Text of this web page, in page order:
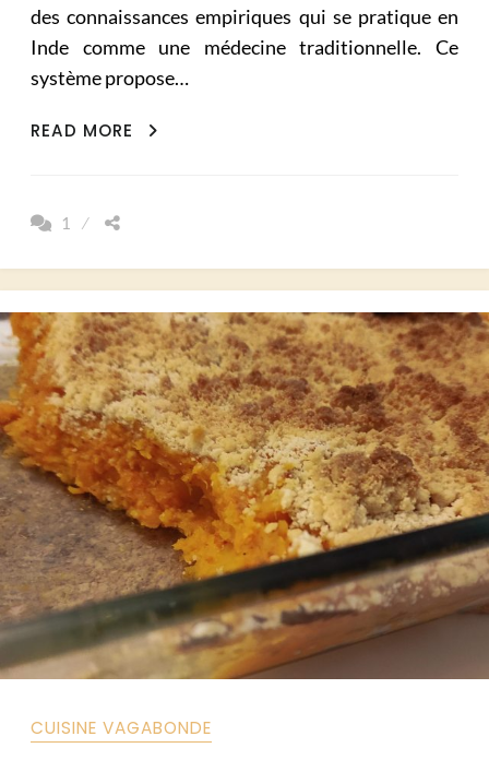
des connaissances empiriques qui se pratique en
Inde comme une médecine traditionnelle. Ce
système propose…
READ MORE
L’AYURVÉDA
APPRÉHENDER
LE
DOSHA
DE
VOTRE
BÉBÉ
1
CUISINE VAGABONDE